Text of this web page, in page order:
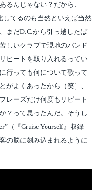
るんじゃない？だから、
してるのも当然といえば当然
まだD.C.から引っ越したば
しいクラブで現地のバンド
ピートを取り入れるってい
行っても何について歌って
がよくあったから（笑）、
レーズだけ何度もリピート
？って思ったんだ。そうし
（『Cruise Yourself』収録
の脳に刻み込まれるように